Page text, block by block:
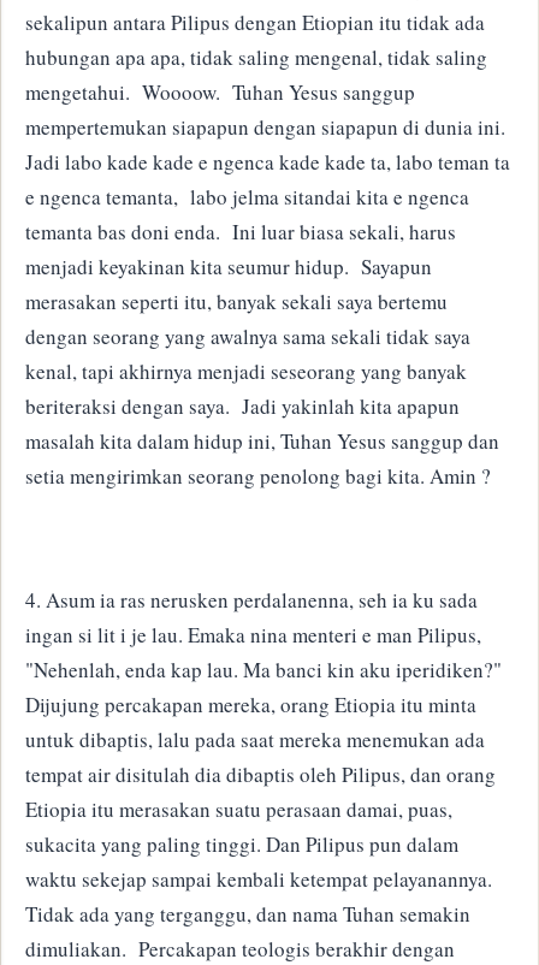
sekalipun antara Pilipus dengan Etiopian itu tidak ada
hubungan apa apa, tidak saling mengenal, tidak saling
mengetahui. Woooow. Tuhan Yesus sanggup
mempertemukan siapapun dengan siapapun di dunia ini.
Jadi labo kade kade e ngenca kade kade ta, labo teman ta
e ngenca temanta, labo jelma sitandai kita e ngenca
temanta bas doni enda. Ini luar biasa sekali, harus
menjadi keyakinan kita seumur hidup. Sayapun
merasakan seperti itu, banyak sekali saya bertemu
dengan seorang yang awalnya sama sekali tidak saya
kenal, tapi akhirnya menjadi seseorang yang banyak
beriteraksi dengan saya. Jadi yakinlah kita apapun
masalah kita dalam hidup ini, Tuhan Yesus sanggup dan
setia mengirimkan seorang penolong bagi kita. Amin ?
4. Asum ia ras nerusken perdalanenna, seh ia ku sada
ingan si lit i je lau. Emaka nina menteri e man Pilipus,
"Nehenlah, enda kap lau. Ma banci kin aku iperidiken?"
Dijujung percakapan mereka, orang Etiopia itu minta
untuk dibaptis, lalu pada saat mereka menemukan ada
tempat air disitulah dia dibaptis oleh Pilipus, dan orang
Etiopia itu merasakan suatu perasaan damai, puas,
sukacita yang paling tinggi. Dan Pilipus pun dalam
waktu sekejap sampai kembali ketempat pelayanannya.
Tidak ada yang terganggu, dan nama Tuhan semakin
dimuliakan. Percakapan teologis berakhir dengan